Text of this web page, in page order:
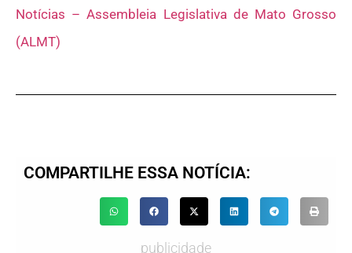
Notícias – Assembleia Legislativa de Mato Grosso
(ALMT)
COMPARTILHE ESSA NOTÍCIA:
publicidade